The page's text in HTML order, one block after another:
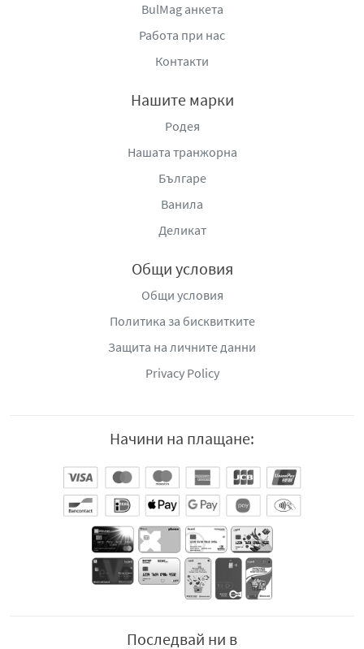
BulMag анкета
Работа при нас
Контакти
Нашите марки
Родея
Нашата транжорна
Българе
Ванила
Деликат
Общи условия
Общи условия
Политика за бисквитките
Защита на личните данни
Privacy Policy
Начини на плащане:
Последвай ни в